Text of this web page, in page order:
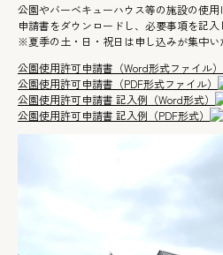
公園やバーベキューハウス等の施設の使
申請書をダウンロードし、必要事項を記
※夏季の土・日・祝日は申し込みが集中
公園使用許可申請書（Word形式ファイル）
公園使用許可申請書（PDF形式ファイル）
公園使用許可申請書 記入例（Word形式）
公園使用許可申請書 記入例（PDF形式）